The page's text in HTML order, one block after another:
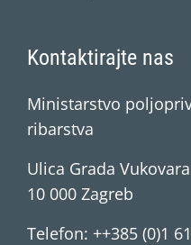
Kontaktirajte nas
Ministarstvo
ribarstva
Ulica Grada
10 000 Zagreb
Telefon: ++385 (0)1